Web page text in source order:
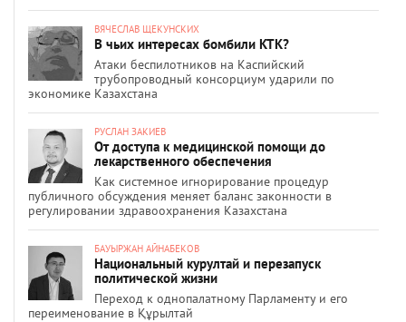
ВЯЧЕСЛАВ ЩЕКУНСКИХ
В чьих интересах бомбили КТК?
Атаки беспилотников на Каспийский
трубопроводный консорциум ударили по
экономике Казахстана
РУСЛАН ЗАКИЕВ
От доступа к медицинской помощи до
лекарственного обеспечения
Как системное игнорирование процедур
публичного обсуждения меняет баланс законности в
регулировании здравоохранения Казахстана
БАУЫРЖАН АЙНАБЕКОВ
Национальный курултай и перезапуск
политической жизни
Переход к однопалатному Парламенту и его
переименование в Құрылтай